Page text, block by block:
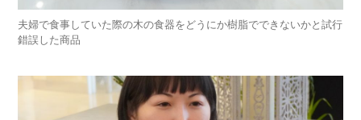
夫婦で食事していた際の木の食器をどうにか樹脂でできないかと試行
錯誤した商品